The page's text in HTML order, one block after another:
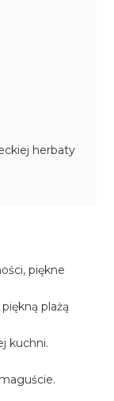
herbaty
piękne
plażą
kuchni.